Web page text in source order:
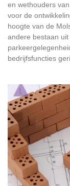
en wethouders
voor de
hoogte van de
andere bestaan
bedrijfsfuncties